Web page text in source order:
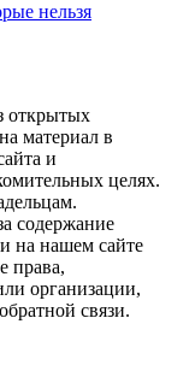
нельзя
открытых
материал в
и
целях.
содержание
на нашем сайте
права,
организации,
связи.